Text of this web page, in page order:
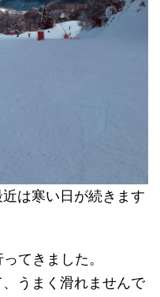
は寒い日が続きます
てきました。
うまく滑れませんで